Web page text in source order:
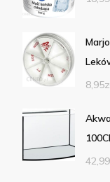
8,95
42,99